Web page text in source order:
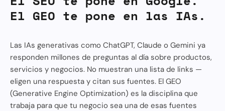
El GEO te pone en las IAs.
Las IAs generativas como ChatGPT, Claude o Gemini ya
responden millones de preguntas al día sobre productos,
servicios y negocios. No muestran una lista de links —
eligen una respuesta y citan sus fuentes. El GEO
(Generative Engine Optimization) es la disciplina que
trabaja para que tu negocio sea una de esas fuentes